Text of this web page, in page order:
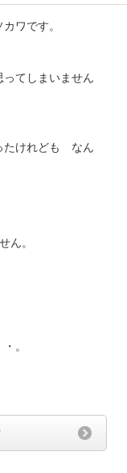
ワです。
てしまいません
たけれども なん
ん。
。